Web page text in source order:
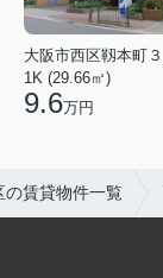
1K (29.66㎡)
9.6万円
の賃貸物件一覧